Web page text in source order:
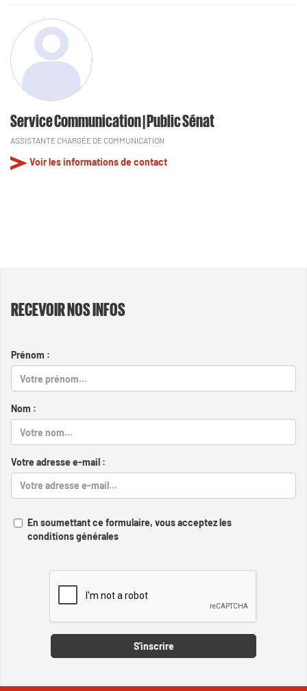
Service Communication | Public Sénat
ASSISTANTE CHARGÉE DE COMMUNICATION
Voir les informations de contact
RECEVOIR NOS INFOS
Prénom :
Nom :
Votre adresse e-mail :
En soumettant ce formulaire, vous acceptez les
conditions générales
S'inscrire